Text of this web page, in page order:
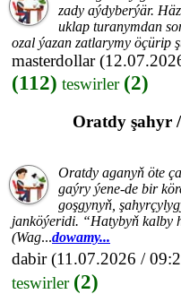
zady aýdyberýär.
uklap turanymdan
ozal ýazan zatlarymy öçürip
masterdollar
(112) teswirler (2)
Oratdy şahyr
Oratdy aganyň öte
gaýry ýene-de bir
goşgynyň,
janköýeridi. “Hatybyň kalby
(Wag...dowamy...
dabir(11.07.2026 /
teswirler (2)